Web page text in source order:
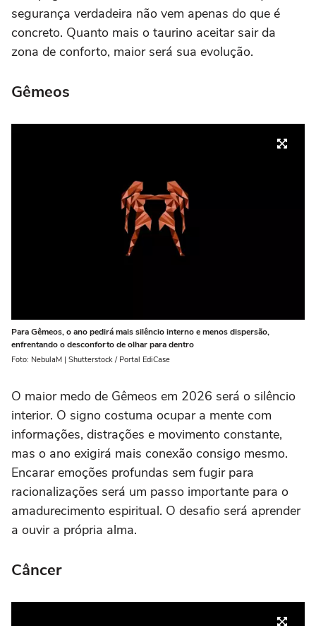
segurança verdadeira não vem apenas do que é
concreto. Quanto mais o taurino aceitar sair da
zona de conforto, maior será sua evolução.
Gêmeos
Para Gêmeos, o ano pedirá mais silêncio interno e menos dispersão,
enfrentando o desconforto de olhar para dentro
Foto: NebulaM | Shutterstock / Portal EdiCase
O maior medo de Gêmeos em 2026 será o silêncio
interior. O signo costuma ocupar a mente com
informações, distrações e movimento constante,
mas o ano exigirá mais conexão consigo mesmo.
Encarar emoções profundas sem fugir para
racionalizações será um passo importante para o
amadurecimento espiritual. O desafio será aprender
a ouvir a própria alma.
Câncer